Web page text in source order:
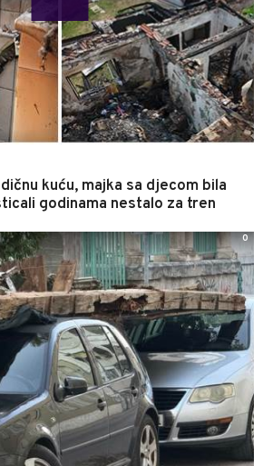
kuću, majka sa djecom bila
godinama nestalo za tren
0